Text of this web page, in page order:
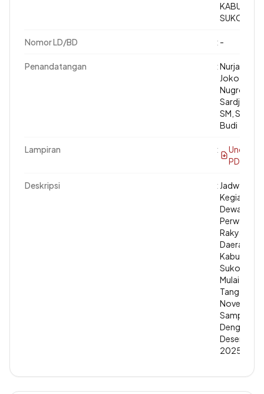
Nomor LD/BD : -
Penandatangan :
Joko
Nugroho,
Sardjono
SM, Sigid
Budi
Lampiran :
Unduh
PDF
Deskripsi : Jadwal
Kegiatan
Dewan
Perwakilan
Rakyat
Daerah
Kabupaten
Sukoharjo
Mulai
Tanggal 7
November
Sampai
Dengan 1
Desember
2025